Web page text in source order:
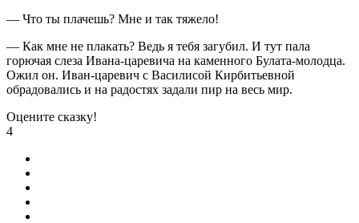
— Что ты плачешь? Мне и так тяжело!
— Как мне не плакать? Ведь я тебя загубил. И тут пала
горючая слеза Ивана-царевича на каменного Булата-молодца.
Ожил он. Иван-царевич с Василисой Кирбитьевной
обрадовались и на радостях задали пир на весь мир.
Оцените сказку!
4